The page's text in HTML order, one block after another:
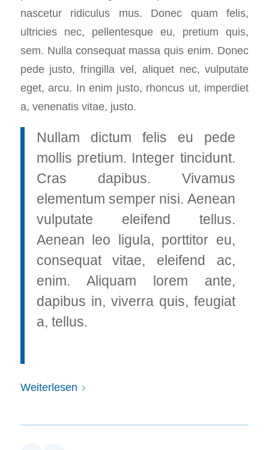
nascetur ridiculus mus. Donec quam felis,
ultricies nec, pellentesque eu, pretium quis,
sem. Nulla consequat massa quis enim. Donec
pede justo, fringilla vel, aliquet nec, vulputate
eget, arcu. In enim justo, rhoncus ut, imperdiet
a, venenatis vitae, justo.
Nullam dictum felis eu pede
mollis pretium. Integer tincidunt.
Cras dapibus. Vivamus
elementum semper nisi. Aenean
vulputate eleifend tellus.
Aenean leo ligula, porttitor eu,
consequat vitae, eleifend ac,
enim. Aliquam lorem ante,
dapibus in, viverra quis, feugiat
a, tellus.
Weiterlesen